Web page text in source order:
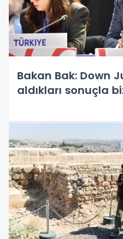
Bakan Bak: Down
aldıkları sonuçla